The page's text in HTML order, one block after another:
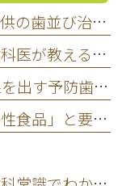
矯正歯科医がこっそり教える、子供の歯並び治療をいつから始めるべきかの正解
もう歯医者で泣かせない！小児歯科医が教える子どもが嫌がらない通い方
忙しい現代人必見！効率よく結果を出す予防歯科のスマートなメンテナンス法
知っていますか？歯を守る「清掃性食品」と要注意の「停滞性食品」